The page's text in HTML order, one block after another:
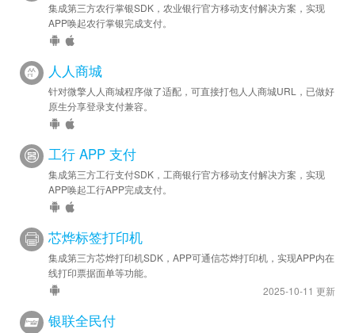
集成第三方农行掌银SDK，农业银行官方移动支付解决方案，实现
APP唤起农行掌银完成支付。
人人商城
针对微擎人人商城程序做了适配，可直接打包人人商城URL，已做好
原生分享登录支付兼容。
工行 APP 支付
集成第三方工行支付SDK，工商银行官方移动支付解决方案，实现
APP唤起工行APP完成支付。
芯烨标签打印机
集成第三方芯烨打印机SDK，APP可通信芯烨打印机，实现APP内在
线打印票据面单等功能。
2025-10-11 更新
银联全民付